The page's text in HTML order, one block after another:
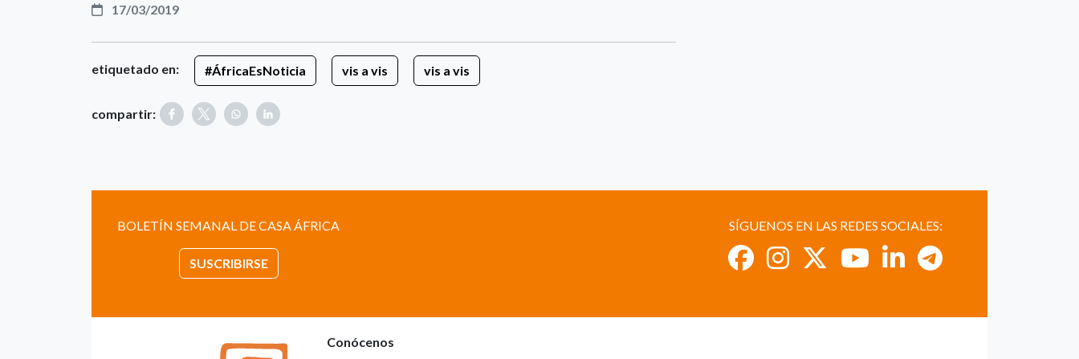
17/03/2019
etiquetado en: #ÁfricaEsNoticia vis a vis vis a vis
compartir:
BOLETÍN SEMANAL DE CASA ÁFRICA
SUSCRIBIRSE
SÍGUENOS EN LAS REDES SOCIALES:
Conócenos